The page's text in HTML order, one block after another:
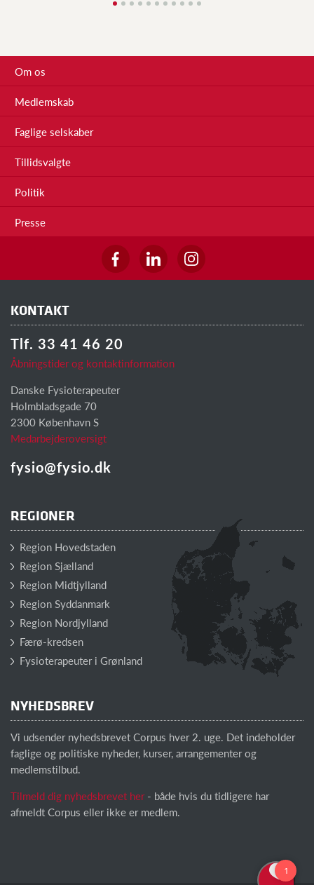
Om os
Medlemskab
Faglige selskaber
Tillidsvalgte
Politik
Presse
KONTAKT
Tlf. 33 41 46 20
Åbningstider og kontaktinformation
Danske Fysioterapeuter
Holmbladsgade 70
2300 København S
Medarbejderoversigt
fysio@fysio.dk
REGIONER
Region Hovedstaden
Region Sjælland
Region Midtjylland
Region Syddanmark
Region Nordjylland
Færø-kredsen
Fysioterapeuter i Grønland
NYHEDSBREV
Vi udsender nyhedsbrevet Corpus hver 2. uge. Det indeholder
faglige og politiske nyheder, kurser, arrangementer og
medlemstilbud.
Tilmeld dig nyhedsbrevet her- både hvis du tidligere har
afmeldt Corpus eller ikke er medlem.